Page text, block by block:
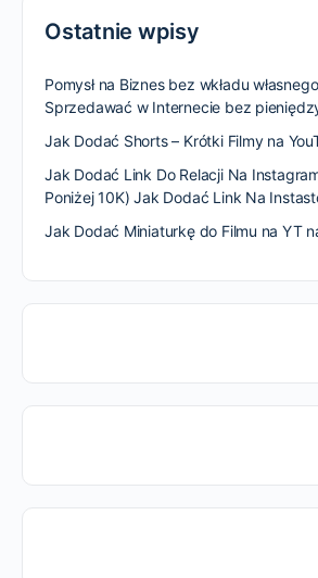
Ostatnie wpisy
Pomysł na Biznes bez wkładu
Sprzedawać w Internecie bez
Jak Dodać Shorts – Krótki Filmy na
Jak Dodać Link Do Relacji Na
Poniżej 10K) Jak Dodać Link Na
Jak Dodać Miniaturkę do Filmu na YT